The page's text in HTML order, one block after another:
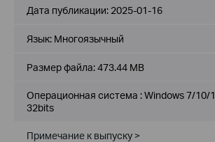
Дата публикации: 2025-01-16
Язык: Многоязычный
Размер файла:473.44 MB
Операционная система : Windows 7/10/
32bits
Примечание к выпуску >